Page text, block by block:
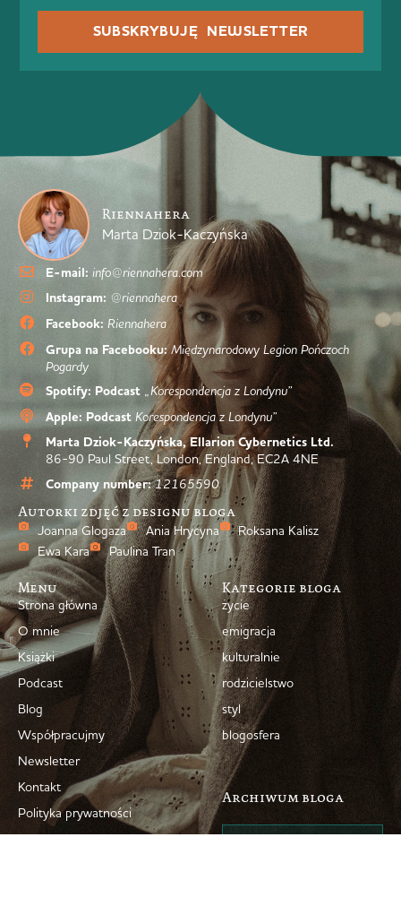
SUBSKRYBUJĘ NEWSLETTER
Riennahera
Marta Dziok-Kaczyńska
E-mail: info@riennahera.com
Instagram: @riennahera
Facebook: Riennahera
Grupa na Facebooku: Międzynarodowy Legion Pończoch
Pogardy
Spotify: Podcast „Korespondencja z Londynu”
Apple: Podcast Korespondencja z Londynu”
Marta Dziok-Kaczyńska, Ellarion Cybernetics Ltd.
86-90 Paul Street, London, England, EC2A 4NE
Company number: 12165590
Autorki zdjęć z designu bloga
Joanna Glogaza Ania Hrycyna
Roksana Kalisz
Ewa Kara
Paulina Tran
Menu
Strona główna
O mnie
Książki
Podcast
Blog
Współpracujmy
Newsletter
Kontakt
Polityka prywatności
Kategorie bloga
życie
emigracja
kulturalnie
rodzicielstwo
styl
blogosfera
Archiwum bloga